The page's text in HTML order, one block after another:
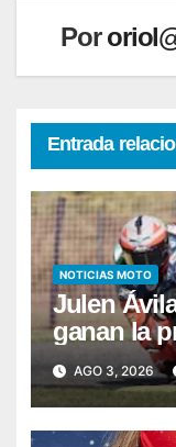
Por
Entrada
NOTICIAS MOTO
Julen
ganan la
AGO 3, 2026